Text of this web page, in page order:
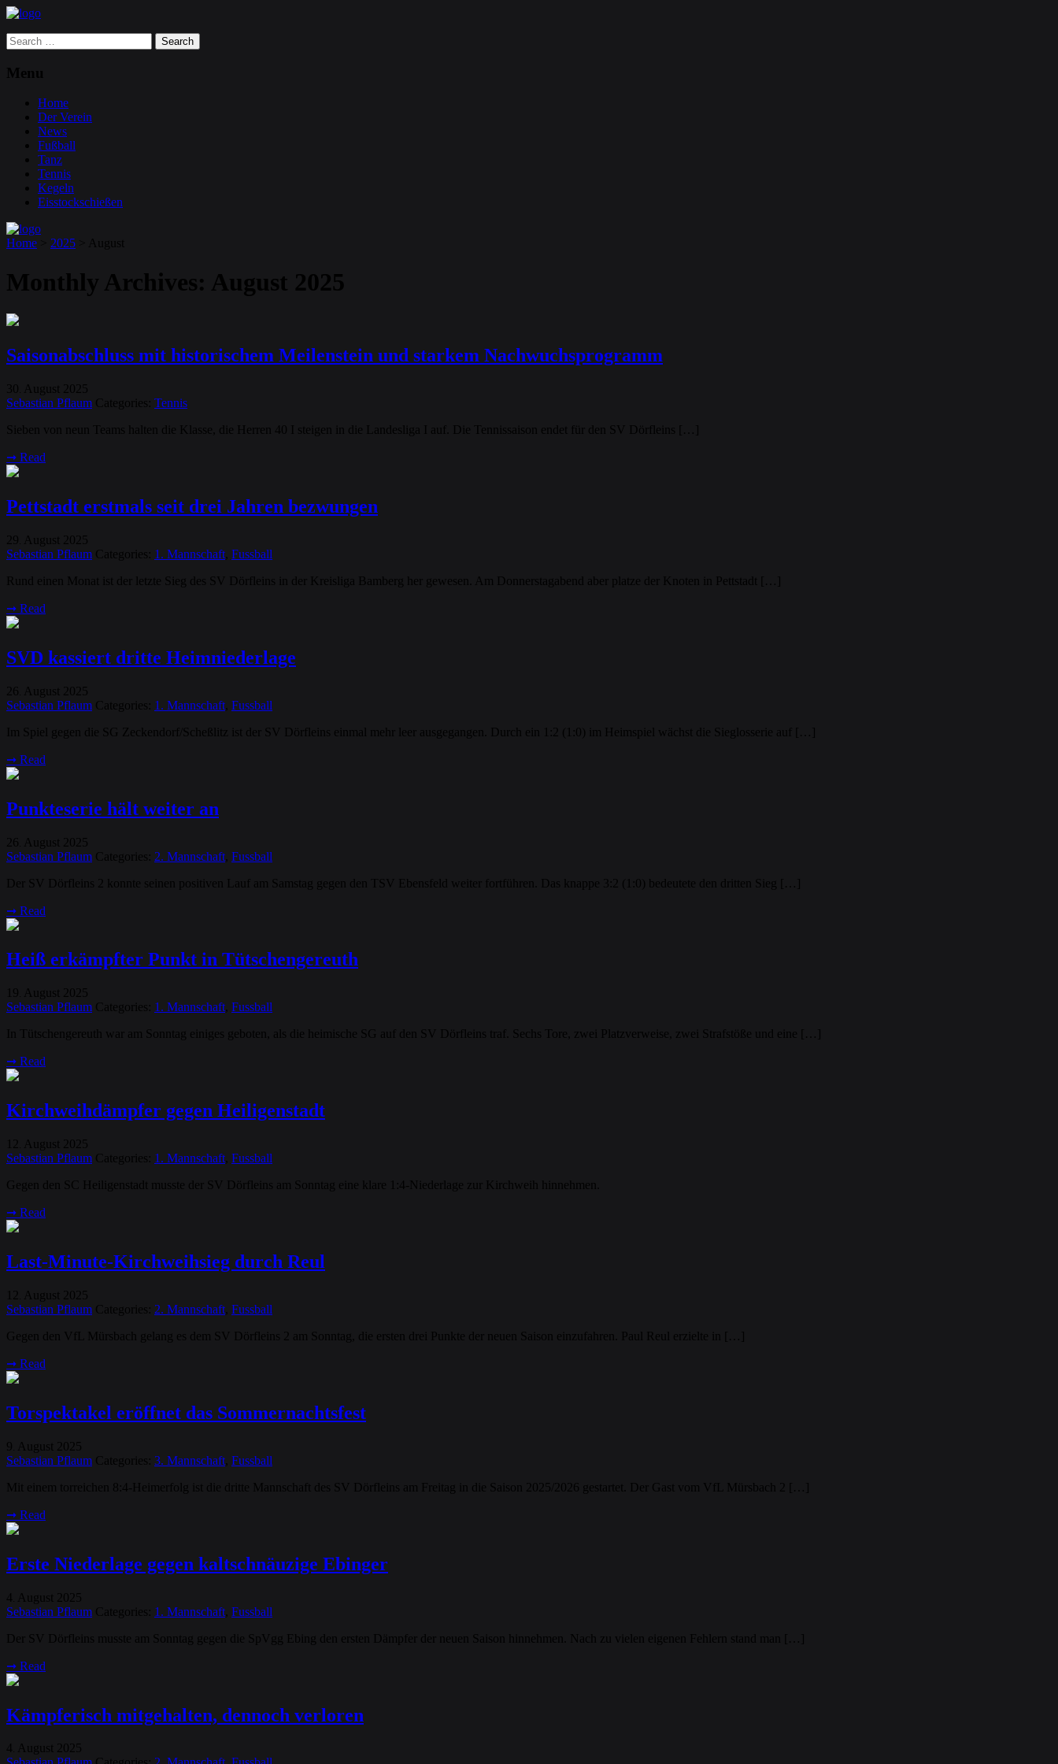
Search
for:
Menu
Home
Der Verein
News
Fußball
Tanz
Tennis
Kegeln
Eisstockschießen
Home 2025 August
Monthly Archives: August 2025
Saisonabschluss mit historischem Meilenstein und starkem Nachwuchsprogramm
30 August
2025
Sebastian Pflaum Categories: Tennis
Sieben von neun Teams halten die Klasse, die Herren 40 I steigen in die Landesliga I auf. Die Tennissaison endet für den SV Dörfleins […]
➞ Read
Pettstadt erstmals seit drei Jahren bezwungen
29 August
2025
Sebastian Pflaum Categories: 1. Mannschaft Fussball
Rund einen Monat ist der letzte Sieg des SV Dörfleins in der Kreisliga Bamberg her gewesen. Am Donnerstagabend aber platze der Knoten in Pettstadt […]
➞ Read
SVD kassiert dritte Heimniederlage
26 August
2025
Sebastian Pflaum Categories: 1. Mannschaft Fussball
Im Spiel gegen die SG Zeckendorf/Scheßlitz ist der SV Dörfleins einmal mehr leer ausgegangen. Durch ein 1:2 (1:0) im Heimspiel wächst die Sieglosserie auf […]
➞ Read
Punkteserie hält weiter an
26 August
2025
Sebastian Pflaum Categories: 2. Mannschaft Fussball
Der SV Dörfleins 2 konnte seinen positiven Lauf am Samstag gegen den TSV Ebensfeld weiter fortführen. Das knappe 3:2 (1:0) bedeutete den dritten Sieg […]
➞ Read
Heiß erkämpfter Punkt in Tütschengereuth
19 August
2025
Sebastian Pflaum Categories: 1. Mannschaft Fussball
In Tütschengereuth war am Sonntag einiges geboten, als die heimische SG auf den SV Dörfleins traf. Sechs Tore, zwei Platzverweise, zwei Strafstöße und eine […]
➞ Read
Kirchweihdämpfer gegen Heiligenstadt
August
2025
Sebastian Pflaum Categories: 1. Mannschaft Fussball
Gegen den SC Heiligenstadt musste der SV Dörfleins am Sonntag eine klare 1:4-Niederlage zur Kirchweih hinnehmen.
➞ Read
Last-Minute-Kirchweihsieg durch Reul
August
2025
Sebastian Pflaum Categories: 2. Mannschaft Fussball
Gegen den VfL Mürsbach gelang es dem SV Dörfleins 2 am Sonntag, die ersten drei Punkte der neuen Saison einzufahren. Paul Reul erzielte in […]
➞ Read
Torspektakel eröffnet das Sommernachtsfest
9 August
2025
Sebastian Pflaum Categories: 3. Mannschaft Fussball
Mit einem torreichen 8:4-Heimerfolg ist die dritte Mannschaft des SV Dörfleins am Freitag in die Saison 2025/2026 gestartet. Der Gast vom VfL Mürsbach 2 […]
➞ Read
Erste Niederlage gegen kaltschnäuzige Ebinger
4 August
2025
Sebastian Pflaum Categories: 1. Mannschaft Fussball
Der SV Dörfleins musste am Sonntag gegen die SpVgg Ebing den ersten Dämpfer der neuen Saison hinnehmen. Nach zu vielen eigenen Fehlern stand man […]
➞ Read
Kämpferisch mitgehalten, dennoch verloren
4 August 2025